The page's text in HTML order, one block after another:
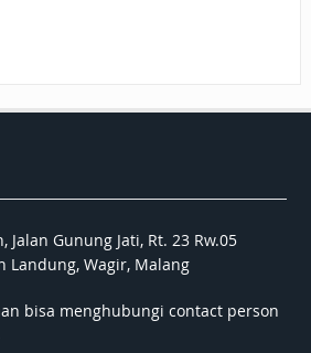
Jalan Gunung Jati, Rt. 23 Rw.05
Landung, Wagir, Malang
bisa menghubungi contact person